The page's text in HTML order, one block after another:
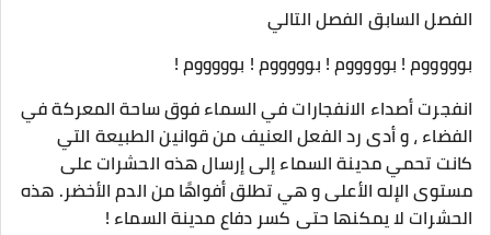
الفصل السابق الفصل التالي
بوووووم ! بوووووم ! بوووووم ! بوووووم !
انفجرت أصداء الانفجارات في السماء فوق ساحة المعركة في
الفضاء ، و أدى رد الفعل العنيف من قوانين الطبيعة التي
كانت تحمي مدينة السماء إلى إرسال هذه الحشرات على
مستوى الإله الأعلى و هي تطلق أفواهًا من الدم الأخضر. هذه
الحشرات لا يمكنها حتى كسر دفاع مدينة السماء !